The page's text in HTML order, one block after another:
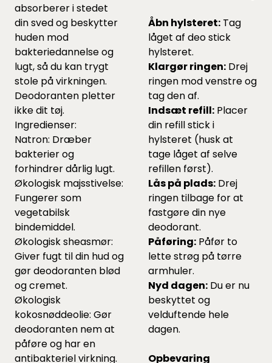
absorberer i stedet
din sved og beskytter
huden mod
bakteriedannelse og
lugt, så du kan trygt
stole på virkningen.
Deodoranten pletter
ikke dit tøj.
Ingredienser:
Natron: Dræber
bakterier og
forhindrer dårlig lugt.
Økologisk majsstivelse:
Fungerer som
vegetabilsk
bindemiddel.
Økologisk sheasmør:
Giver fugt til din hud og
gør deodoranten blød
og cremet.
Økologisk
kokosnøddeolie: Gør
deodoranten nem at
påføre og har en
antibakteriel virkning.
Åbn hylsteret: Tag
låget af deo stick
hylsteret.
Klargør ringen: Drej
ringen mod venstre og
tag den af.
Indsæt refill: Placer
din refill stick i
hylsteret (husk at
tage låget af selve
refillen først).
Lås på plads: Drej
ringen tilbage for at
fastgøre din nye
deodorant.
Påføring: Påfør to
lette strøg på tørre
armhuler.
Nyd dagen: Du er nu
beskyttet og
velduftende hele
dagen.
Opbevaring